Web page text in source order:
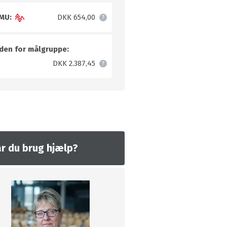
DKK 654,00
for målgruppe:
DKK 2.387,45
du brug hjælp?